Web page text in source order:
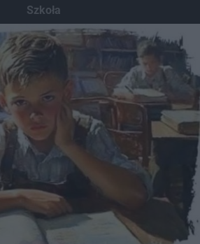
Szkoła